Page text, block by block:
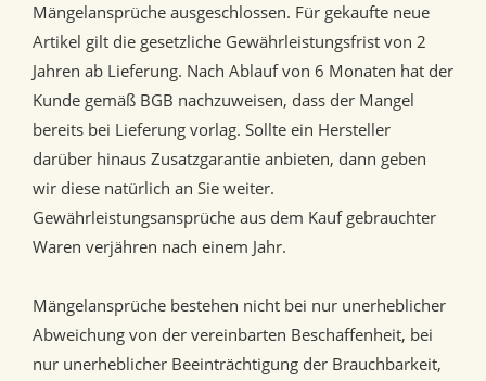
Mängelansprüche ausgeschlossen. Für gekaufte neue
Artikel gilt die gesetzliche Gewährleistungsfrist von 2
Jahren ab Lieferung. Nach Ablauf von 6 Monaten hat der
Kunde gemäß BGB nachzuweisen, dass der Mangel
bereits bei Lieferung vorlag. Sollte ein Hersteller
darüber hinaus Zusatzgarantie anbieten, dann geben
wir diese natürlich an Sie weiter.
Gewährleistungsansprüche aus dem Kauf gebrauchter
Waren verjähren nach einem Jahr.
Mängelansprüche bestehen nicht bei nur unerheblicher
Abweichung von der vereinbarten Beschaffenheit, bei
nur unerheblicher Beeinträchtigung der Brauchbarkeit,